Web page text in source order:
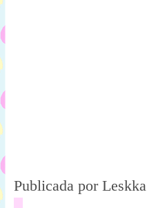
Publicada por Leskka